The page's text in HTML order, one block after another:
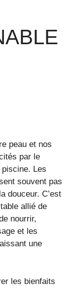
peau et nos
par le
piscine. Les
souvent pas
douceur. C’est
allié de
nourrir,
et les
une
les bienfaits